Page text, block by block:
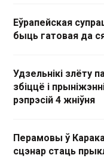
Еўрапейская
быць гатовая да
Удзельнікі злёту
збіццё і
рэпрэсій 4 жніўня
Перамовы ў
сцэнар стаць